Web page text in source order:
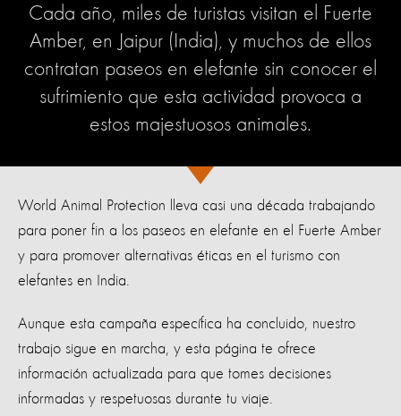
Cada año, miles de turistas visitan el Fuerte
Amber, en Jaipur (India), y muchos de ellos
contratan paseos en elefante sin conocer el
sufrimiento que esta actividad provoca a
estos majestuosos animales.
World Animal Protection lleva casi una década trabajando
para poner fin a los paseos en elefante en el Fuerte Amber
y para promover alternativas éticas en el turismo con
elefantes en India.
Aunque esta campaña específica ha concluido, nuestro
trabajo sigue en marcha, y esta página te ofrece
información actualizada para que tomes decisiones
informadas y respetuosas durante tu viaje.